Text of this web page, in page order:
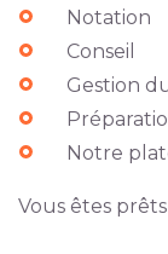
Notation
Conseil
Gestion
Notre
Vous êtes